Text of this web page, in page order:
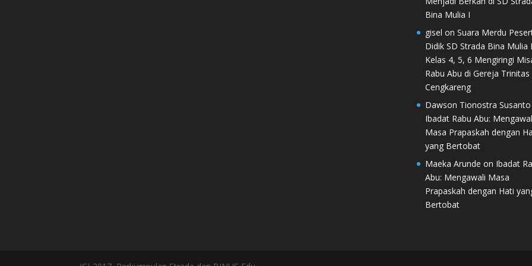
Bina Mulia I
gisel on Suara Merdu
Didik SD Strada Bina Mulia
Kelas 4, 5, 6 Mengiringi
Rabu Abu di Gereja Trinitas
Cengkareng
Dawson Tionostra Susanto
Ibadat Rabu Abu:
Masa Prapaskah dengan
yang Bertobat
Maeka Arunde on Ibadat
Abu: Mengawali Masa
Prapaskah dengan Hati
Bertobat